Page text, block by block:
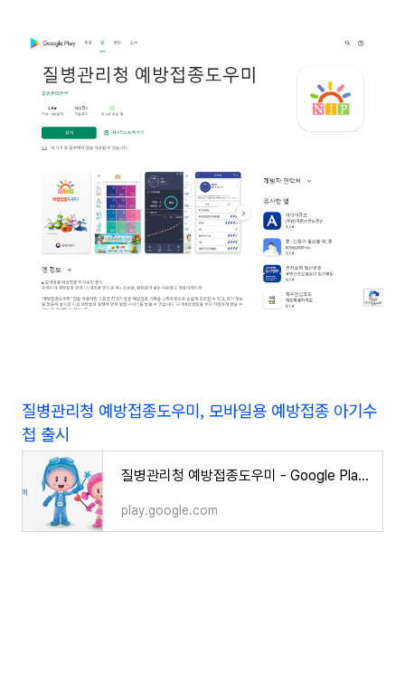
질병관리청 예방접종도우미, 모바일용 예방접종 아기수
첩 출시
질병관리청 예방접종도우미 - Google Play 앱
play.google.com